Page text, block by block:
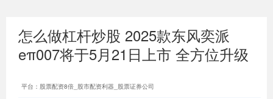
怎么做杠杆炒股 2025款东风奕派
eπ007将于5月21日上市 全方位升级
平台：股票配资8倍_股市配资利器_股票证券公司